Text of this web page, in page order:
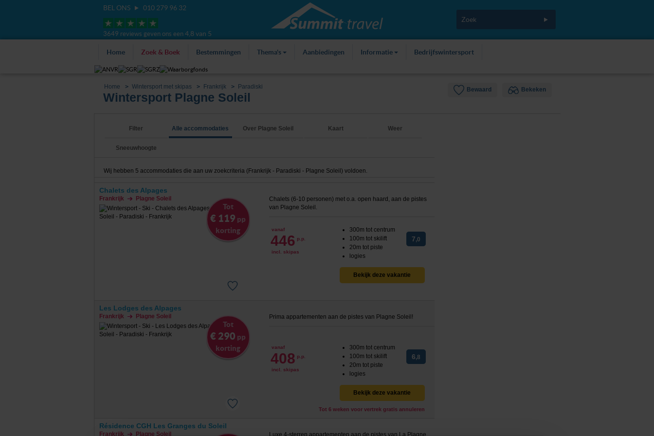
BEL ONS 010 279 96 32
3649 reviews geven ons een 4,8 van 5
Home Zoek & Boek Bestemmingen Thema's Aanbiedingen Informatie Bedrijfswintersport
Bewaard Bekeken
Home Wintersport met skipas Frankrijk Paradiski
Wintersport Plagne Soleil
Filter Alle accommodaties Over Plagne Soleil Kaart Weer
Sneeuwhoogte
Wij hebben 5 accommodaties die aan uw zoekcriteria (Frankrijk - Paradiski - Plagne Soleil) voldoen.
Chalets des Alpages
Frankrijk Plagne Soleil
Tot
€ 119 pp
korting
Chalets (6-10 personen) met o.a. open haard, aan de pistes
van Plagne Soleil.
vanaf
446 p.p.
incl. skipas
300m tot centrum
100m tot skilift
20m tot piste
logies
7,0
Bekijk deze vakantie
Les Lodges des Alpages
Frankrijk Plagne Soleil
Tot
€ 290 pp
korting
Prima appartementen aan de pistes van Plagne Soleil!
vanaf
408 p.p.
incl. skipas
300m tot centrum
100m tot skilift
20m tot piste
logies
6,8
Bekijk deze vakantie
Tot 6 weken voor vertrek gratis annuleren
Résidence CGH Les Granges du Soleil
Frankrijk Plagne Soleil